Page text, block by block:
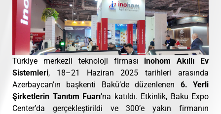
Türkiye merkezli teknoloji firması inohom Akıllı Ev
Sistemleri, 18–21 Haziran 2025 tarihleri arasında
Azerbaycan’ın başkenti Bakü’de düzenlenen 6. Yerli
Şirketlerin Tanıtım Fuarı’na katıldı. Etkinlik, Baku Expo
Center’da gerçekleştirildi ve 300’e yakın firmanın